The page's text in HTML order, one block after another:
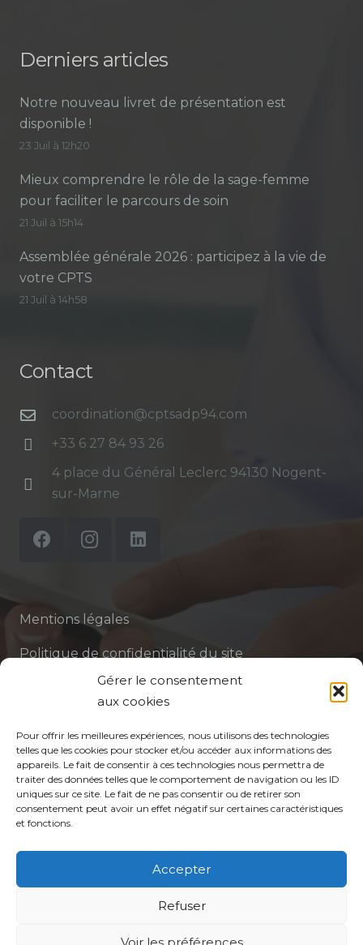
Gérer le consentement
aux cookies
Pour offrir les meilleures expériences, nous utilisons des technologies
telles que les cookies pour stocker et/ou accéder aux informations des
appareils. Le fait de consentir à ces technologies nous permettra de
traiter des données telles que le comportement de navigation ou les ID
uniques sur ce site. Le fait de ne pas consentir ou de retirer son
consentement peut avoir un effet négatif sur certaines caractéristiques
et fonctions.
Accepter
Refuser
Voir les préférences
Derniers articles
Notre nouveau livret de présentation est
disponible !
23 Juil à 12h20
Mieux comprendre le rôle de la sage-femme
pour faciliter le parcours de soin
21 Juil à 15h14
Assemblée générale 2026 : participez à la vie de
votre CPTS
21 Juil à 14h58
Contact
coordination@cptsadp94.com
+33 6 27 84 93 26
4 place du Général Leclerc 94130 Nogent-
sur-Marne
Mentions légales
Politique de confidentialité du site
Politique de protection des données de la CPTS
Votre CPTS